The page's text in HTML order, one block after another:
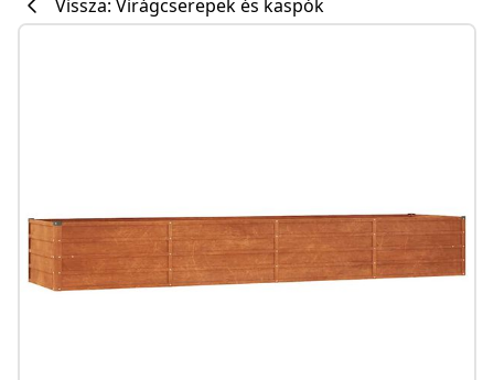
Vissza: Virágcserepek és kaspók